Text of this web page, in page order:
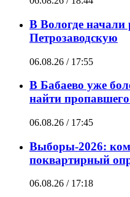
В Вологде начали
Петрозаводскую
06.08.26 / 17:55
В Бабаево уже
найти
06.08.26 / 17:45
Выборы-2026:
поквартирный
06.08.26 / 17:18